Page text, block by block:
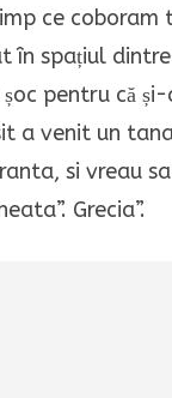
ce
în spațiul
pentru că
a venit un
si vreau
Grecia”.